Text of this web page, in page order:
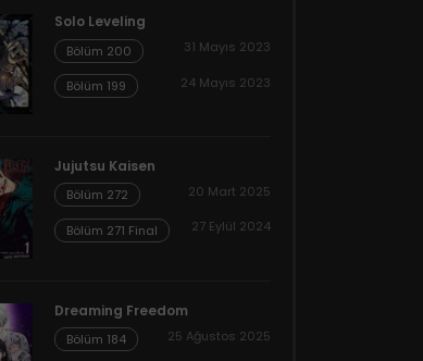
Solo Leveling
Bölüm 200 31 Mayıs 2023
Bölüm 199 24 Mayıs 2023
Jujutsu Kaisen
Bölüm 272 20 Mart 2025
Bölüm 271 Final 27 Eylül 2024
Dreaming Freedom
Bölüm 184 25 Ağustos 2025